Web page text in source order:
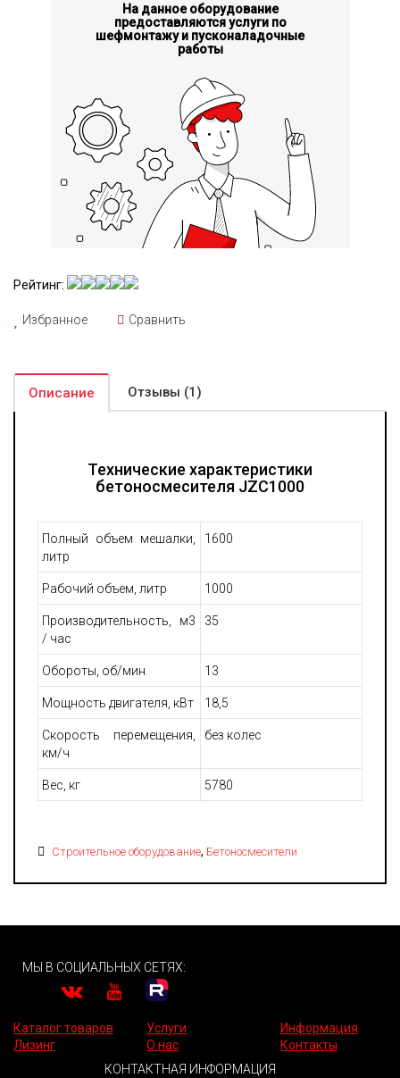
На данное оборудование
предоставляются услуги по
шефмонтажу и пусконаладочные
работы
Рейтинг:
Избранное Сравнить
Описание Отзывы (1)
Технические характеристики
бетоносмесителя JZC1000
Полный объем мешалки,
литр
1600
Рабочий объем, литр 1000
Производительность, м3
/ час
35
Обороты, об/мин 13
Мощность двигателя, кВт 18,5
Скорость перемещения,
км/ч
без колес
Вес, кг 5780
Строительное оборудование, Бетоносмесители
МЫ В СОЦИАЛЬНЫХ СЕТЯХ:
Каталог товаров Услуги
Информация
Лизинг
О нас
Контакты
КОНТАКТНАЯ ИНФОРМАЦИЯ